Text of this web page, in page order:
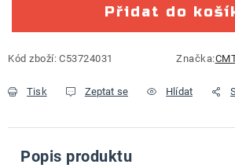
Přidat do
Kód zboží: C53724031 Značka:
Tisk Zeptat se Hlídat
Popis produktu